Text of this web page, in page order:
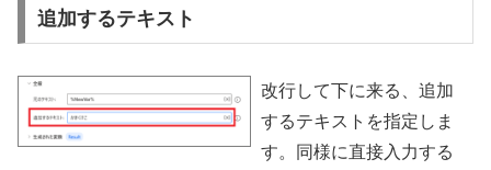
追加するテキスト
改行して下に来る、追加
するテキストを指定しま
す。同様に直接入力する